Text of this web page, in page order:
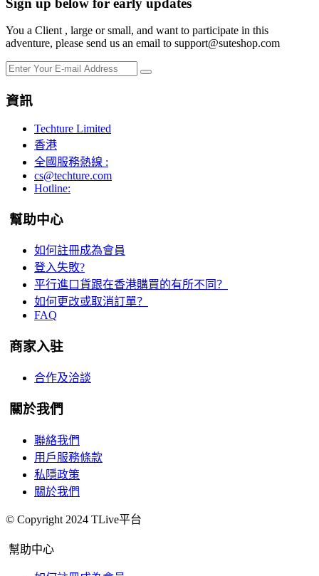
Sign up below for early updates
You a Client , large or small, and want to participate in this
adventure, please send us an email to support@suteshop.com
資訊
Techture Limited
香港
全國服務熱線 :
cs@techture.com
Hotline:
幫助中心
如何註冊成為會員
登入失敗?
平行進口貨跟在香港購買的有所不同？
如何更改或取消訂單？
FAQ
商家入驻
合作及洽談
關於我們
聯絡我們
用戶服務條款
私隱政策
關於我們
© Copyright 2024 TLive平台
幫助中心